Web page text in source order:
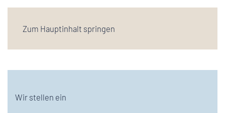
Zum Hauptinhalt springen
Wir stellen ein